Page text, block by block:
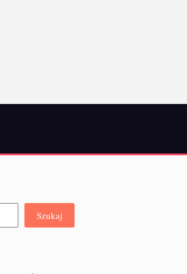
Szukaj